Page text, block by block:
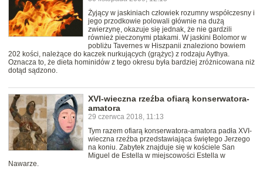
Żyjący w jaskiniach człowiek rozumny współczesny i
jego przodkowie polowali głównie na dużą
zwierzynę, okazuje się jednak, że nie gardzili
również pieczonymi ptakami. W jaskini Bolomor w
pobliżu Tavernes w Hiszpanii znaleziono bowiem
202 kości, należące do kaczek nurkujących (grążyc) z rodzaju Aythya.
Oznacza to, że dieta hominidów z tego okresu była bardziej zróżnicowana niż
dotąd sądzono.
XVI-wieczna rzeźba ofiarą konserwatora-
amatora
29 czerwca 2018, 11:13
Tym razem ofiarą konserwatora-amatora padła XVI-
wieczna rzeźba przedstawiająca świętego Jerzego
na koniu. Zabytek znajduje się w kościele San
Miguel de Estella w miejscowości Estella w
Nawarze.